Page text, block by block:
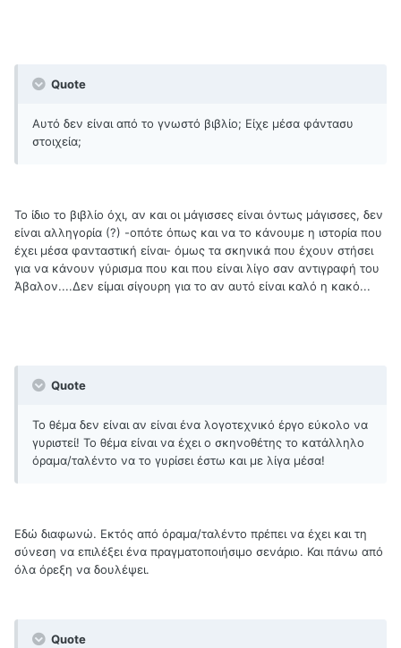
Quote
Αυτό δεν είναι από το γνωστό βιβλίο; Είχε μέσα φάντασυ
στοιχεία;
Το ίδιο το βιβλίο όχι, αν και οι μάγισσες είναι όντως μάγισσες, δεν
είναι αλληγορία (?) -οπότε όπως και να το κάνουμε η ιστορία που
έχει μέσα φανταστική είναι- όμως τα σκηνικά που έχουν στήσει
για να κάνουν γύρισμα που και που είναι λίγο σαν αντιγραφή του
Άβαλον....Δεν είμαι σίγουρη για το αν αυτό είναι καλό η κακό...
Quote
Το θέμα δεν είναι αν είναι ένα λογοτεχνικό έργο εύκολο να
γυριστεί! Το θέμα είναι να έχει ο σκηνοθέτης το κατάλληλο
όραμα/ταλέντο να το γυρίσει έστω και με λίγα μέσα!
Εδώ διαφωνώ. Εκτός από όραμα/ταλέντο πρέπει να έχει και τη
σύνεση να επιλέξει ένα πραγματοποιήσιμο σενάριο. Και πάνω από
όλα όρεξη να δουλέψει.
Quote